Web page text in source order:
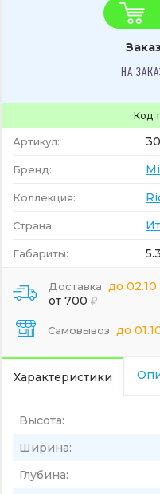
Код
Артикул:
Бренд:
Коллекция:
Страна:
Габариты:
НА
Доставка до
от 700
Самовывоз до
Характеристики
Высота:
Ширина:
Глубина: